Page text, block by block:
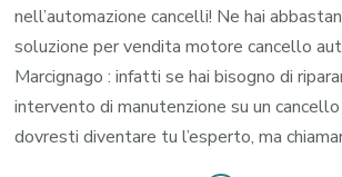
nell’automazione cancelli! Ne hai
soluzione per vendita motore cancello
Marcignago : infatti se hai bisogno di
intervento di manutenzione su un
dovresti diventare tu l’esperto, ma